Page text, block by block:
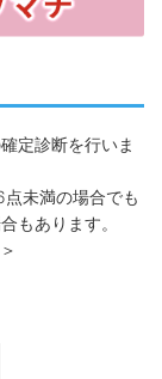
定診断を行いま
未満の場合でも
もあります。